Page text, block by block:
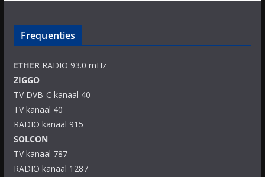
Frequenties
ETHERRADIO 93.0 mHz
ZIGGO
TV DVB-C kanaal 40
TV kanaal 40
RADIO kanaal 915
SOLCON
TV kanaal 787
RADIO kanaal 1287